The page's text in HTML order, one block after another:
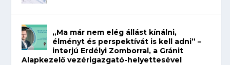
„Ma már nem elég állást kínálni,
élményt és perspektívát is kell adni” –
interjú Erdélyi Zomborral, a Gránit
Alapkezelő vezérigazgató-helyettesével